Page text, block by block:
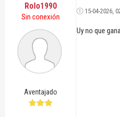
Rolo1990
Sin conexión
Aventajado
15-04-2026,
Uy no que